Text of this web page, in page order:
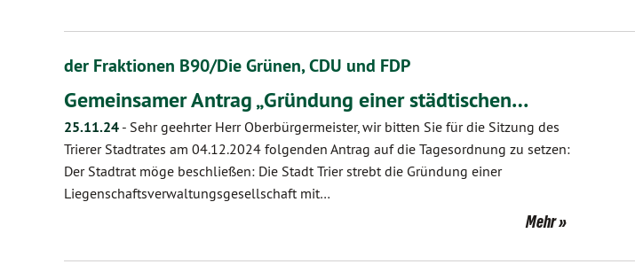
der Fraktionen B90/Die Grünen, CDU und FDP
Gemeinsamer Antrag „Gründung einer städtischen…
25.11.24 - Sehr geehrter Herr Oberbürgermeister, wir bitten Sie für die Sitzung des
Trierer Stadtrates am 04.12.2024 folgenden Antrag auf die Tagesordnung zu setzen:
Der Stadtrat möge beschließen: Die Stadt Trier strebt die Gründung einer
Liegenschaftsverwaltungsgesellschaft mit…
Mehr